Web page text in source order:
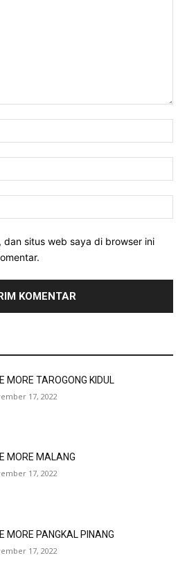
dan situs web saya di browser ini
MORE TAROGONG KIDUL
17, 2022
MORE MALANG
17, 2022
MORE PANGKAL PINANG
17, 2022